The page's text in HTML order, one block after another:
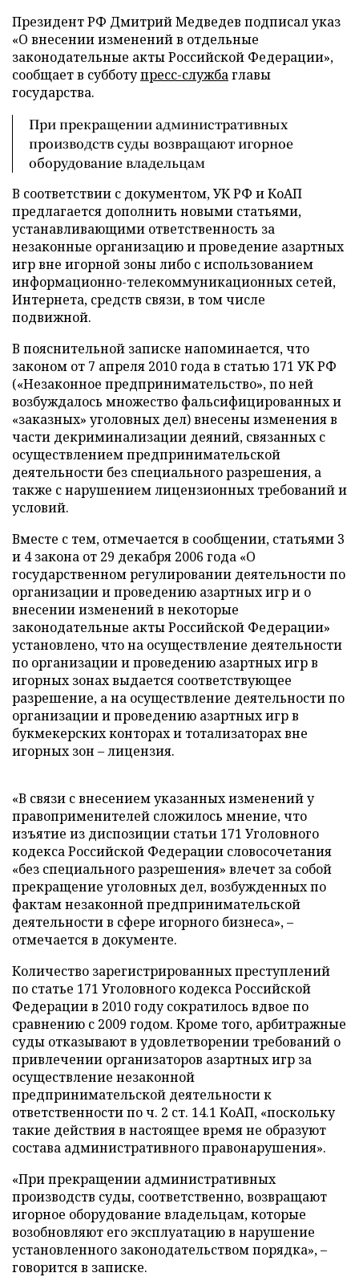
Президент РФ Дмитрий Медведев подписал указ
«О внесении изменений в отдельные
законодательные акты Российской Федерации»,
сообщает в субботупресс-службаглавы
государства.
При прекращении административных
производств суды возвращают игорное
оборудование владельцам
В соответствии с документом, УК РФ и КоАП
предлагается дополнить новыми статьями,
устанавливающими ответственность за
незаконные организацию и проведение азартных
игр вне игорной зоны либо с использованием
информационно-телекоммуникационных сетей,
Интернета, средств связи, в том числе
подвижной.
В пояснительной записке напоминается, что
законом от 7 апреля 2010 года в статью 171 УК РФ
(«Незаконное предпринимательство», по ней
возбуждалось множество фальсифицированных и
«заказных» уголовных дел) внесены изменения в
части декриминализации деяний, связанных с
осуществлением предпринимательской
деятельности без специального разрешения, а
также с нарушением лицензионных требований и
условий.
Вместе с тем, отмечается в сообщении, статьями 3
и 4 закона от 29 декабря 2006 года «О
государственном регулировании деятельности по
организации и проведению азартных игр и о
внесении изменений в некоторые
законодательные акты Российской Федерации»
установлено, что на осуществление деятельности
по организации и проведению азартных игр в
игорных зонах выдается соответствующее
разрешение, а на осуществление деятельности по
организации и проведению азартных игр в
букмекерских конторах и тотализаторах вне
игорных зон – лицензия.
«В связи с внесением указанных изменений у
правоприменителей сложилось мнение, что
изъятие из диспозиции статьи 171 Уголовного
кодекса Российской Федерации словосочетания
«без специального разрешения» влечет за собой
прекращение уголовных дел, возбужденных по
фактам незаконной предпринимательской
деятельности в сфере игорного бизнеса», –
отмечается в документе.
Количество зарегистрированных преступлений
по статье 171 Уголовного кодекса Российской
Федерации в 2010 году сократилось вдвое по
сравнению с 2009 годом. Кроме того, арбитражные
суды отказывают в удовлетворении требований о
привлечении организаторов азартных игр за
осуществление незаконной
предпринимательской деятельности к
ответственности по ч. 2 ст. 14.1 КоАП, «поскольку
такие действия в настоящее время не образуют
состава административного правонарушения».
«При прекращении административных
производств суды, соответственно, возвращают
игорное оборудование владельцам, которые
возобновляют его эксплуатацию в нарушение
установленного законодательством порядка», –
говорится в записке.